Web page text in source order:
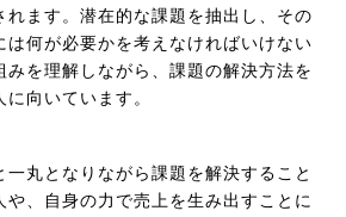
れます。潜在的な課題を抽出し、その
は何が必要かを考えなければいけない
みを理解しながら、課題の解決方法を
向いています。
一丸となりながら課題を解決すること
や、自身の力で売上を生み出すことに